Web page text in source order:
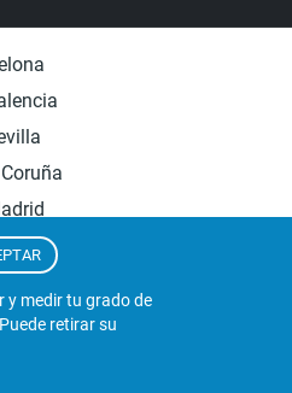
y medir tu grado de
retirar su